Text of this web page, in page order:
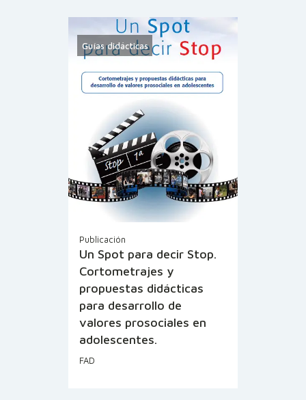
Guías didácticas
Publicación
Un Spot para decir Stop.
Cortometrajes y
propuestas didácticas
para desarrollo de
valores prosociales en
adolescentes.
FAD